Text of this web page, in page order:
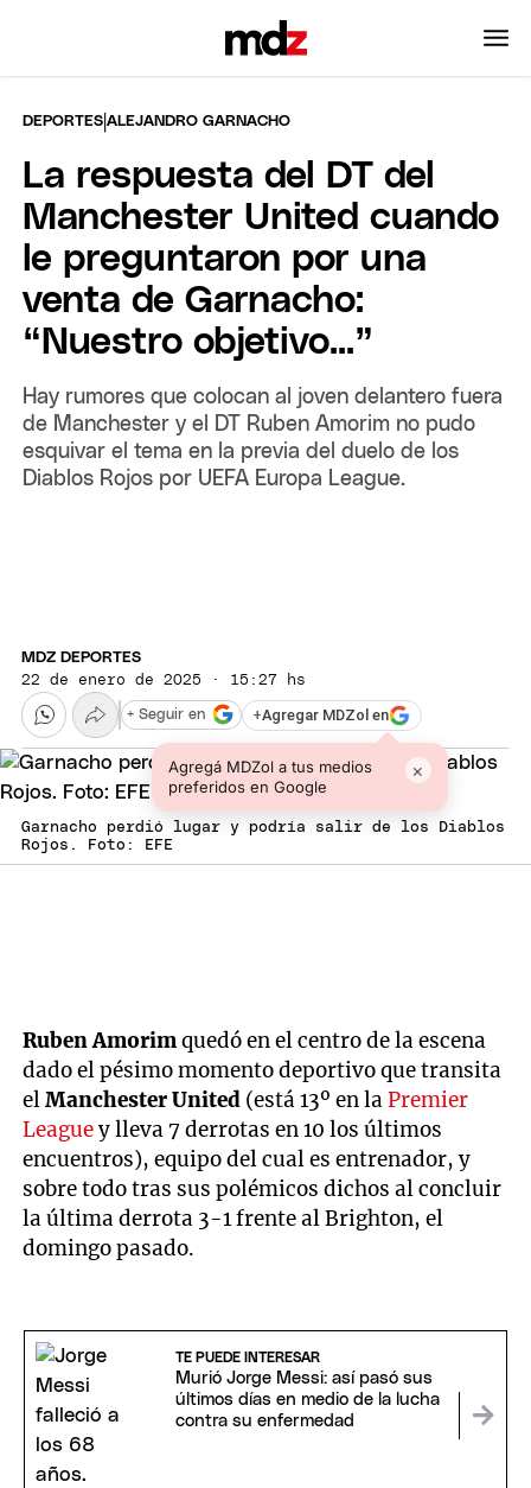
DEPORTES |ALEJANDRO GARNACHO
La respuesta del DT del
Manchester United cuando
le preguntaron por una
venta de Garnacho:
“Nuestro objetivo...”
Hay rumores que colocan al joven delantero fuera
de Manchester y el DT Ruben Amorim no pudo
esquivar el tema en la previa del duelo de los
Diablos Rojos por UEFA Europa League.
MDZ DEPORTES
22 de enero de 2025 · 15:27 hs
+Agregar MDZol en
Agregá MDZol a tus medios
preferidos en Google
×
+ Seguir en
Garnacho perdió lugar y podría salir de los Diablos
Rojos. Foto: EFE
Ruben Amorimquedó en el centro de la escena
dado el pésimo momento deportivo que transita
elManchester United (está 13º en laPremier
Leaguey lleva 7 derrotas en 10 los últimos
encuentros), equipo del cual es entrenador, y
sobre todo tras sus polémicos dichos al concluir
la última derrota 3-1 frente al Brighton, el
domingo pasado.
TE PUEDE INTERESAR
Murió Jorge Messi: así pasó sus
últimos días en medio de la lucha
contra su enfermedad